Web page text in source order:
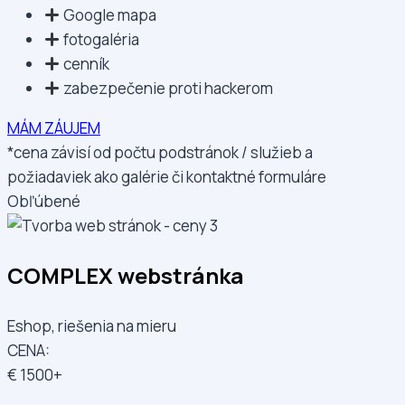
Google mapa
fotogaléria
cenník
zabezpečenie proti hackerom
MÁM ZÁUJEM
*cena závisí od počtu podstránok / služieb a
požiadaviek ako galérie či kontaktné formuláre
Obľúbené
COMPLEX webstránka
Eshop, riešenia na mieru
CENA:
€ 1500+